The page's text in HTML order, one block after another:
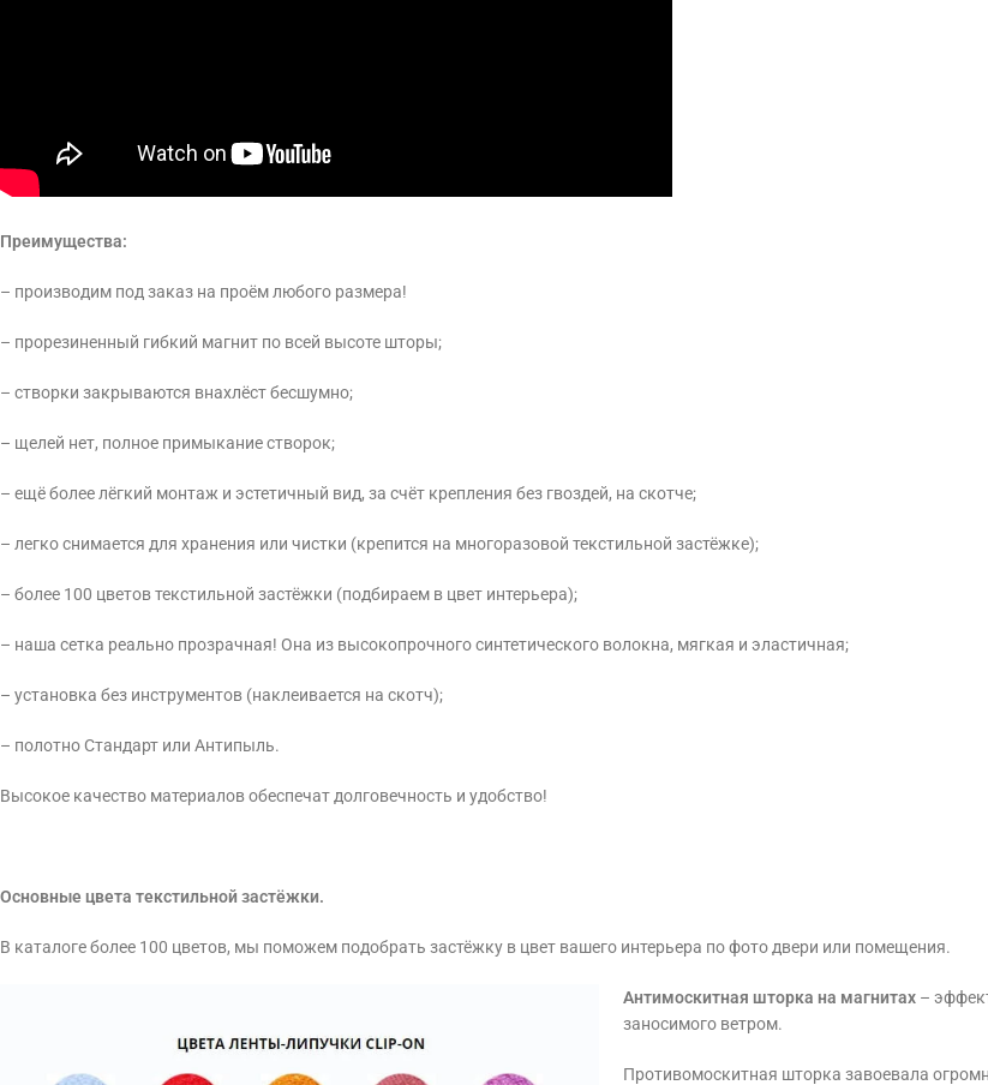
Преимущества:
– производим под заказ на проём любого размера!
– прорезиненный гибкий магнит по всей высоте шторы;
– створки закрываются внахлёст бесшумно;
– щелей нет, полное примыкание створок;
– ещё более лёгкий монтаж и эстетичный вид, за счёт крепления без гвоздей, на скотче;
– легко снимается для хранения или чистки (крепится на многоразовой текстильной застёжке);
– более 100 цветов текстильной застёжки (подбираем в цвет интерьера);
– наша сетка реально прозрачная! Она из высокопрочного синтетического волокна, мягкая и эластичная;
– установка без инструментов (наклеивается на скотч);
– полотно Стандарт или Антипыль.
Высокое качество материалов обеспечат долговечность и удобство!
Основные цвета текстильной застёжки.
В каталоге более 100 цветов, мы поможем подобрать застёжку в цвет вашего интерьера по фото двери или помещения.
Антимоскитная шторка на магнитах –
заносимого ветром.
Противомоскитная шторка завоевала